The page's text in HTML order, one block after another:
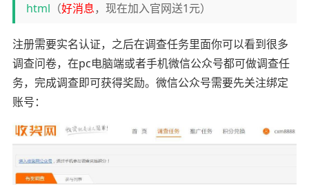
html （好消息，现在加入官网送1元）
注册需要实名认证，之后在调查任务里面你可以看到很多
调查问卷，在pc电脑端或者手机微信公众号都可做调查任
务，完成调查即可获得奖励。微信公众号需要先关注绑定
账号：